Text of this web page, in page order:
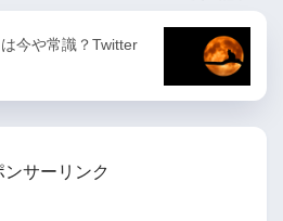
今や常識？Twitter
ンサーリンク